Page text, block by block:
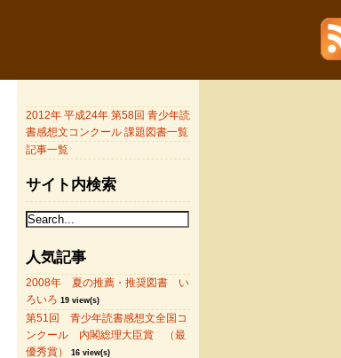
2012年 平成24年 第58回 青少年読
書感想文コンクール 課題図書一覧
記事一覧
サイト内検索
人気記事
2008年 夏の推薦・推奨図書 い
ろいろ 19 view(s)
第51回 青少年読書感想文全国コ
ンクール 内閣総理大臣賞 （最
優秀賞）
16 view(s)